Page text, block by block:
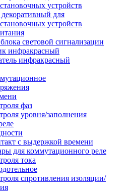
устройств
для
устройств
световой сигнализации
инфракрасный
инфракрасный
фаз
уровня/заполнения
с выдержкой времени
для коммутационного реле
тока
спротивления изоляции/